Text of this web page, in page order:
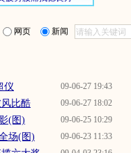
网页 新闻
09-06-27 19:43
仪
09-06-27 18:02
比酷
09-06-25 10:29
(图)
09-06-23 11:33
场(图)